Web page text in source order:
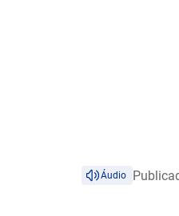
Áudio